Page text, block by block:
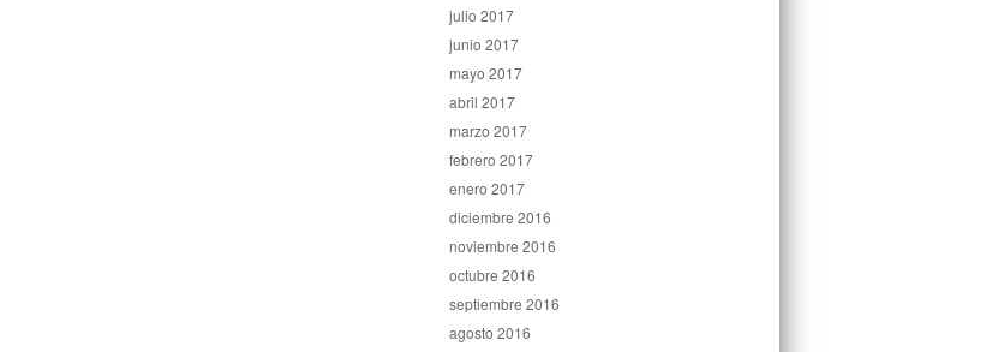
julio 2017
junio 2017
mayo 2017
abril 2017
marzo 2017
febrero 2017
enero 2017
diciembre 2016
noviembre 2016
octubre 2016
septiembre 2016
agosto 2016